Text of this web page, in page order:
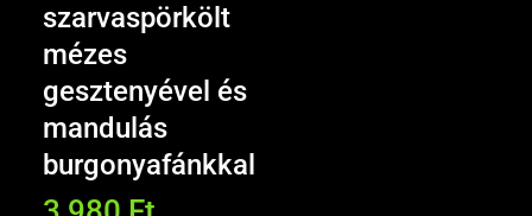
szarvaspörkölt
mézes
gesztenyével és
mandulás
burgonyafánkkal